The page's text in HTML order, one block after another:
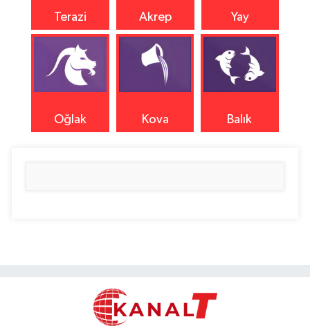
Terazi Akrep Yay
Oğlak Kova Balık